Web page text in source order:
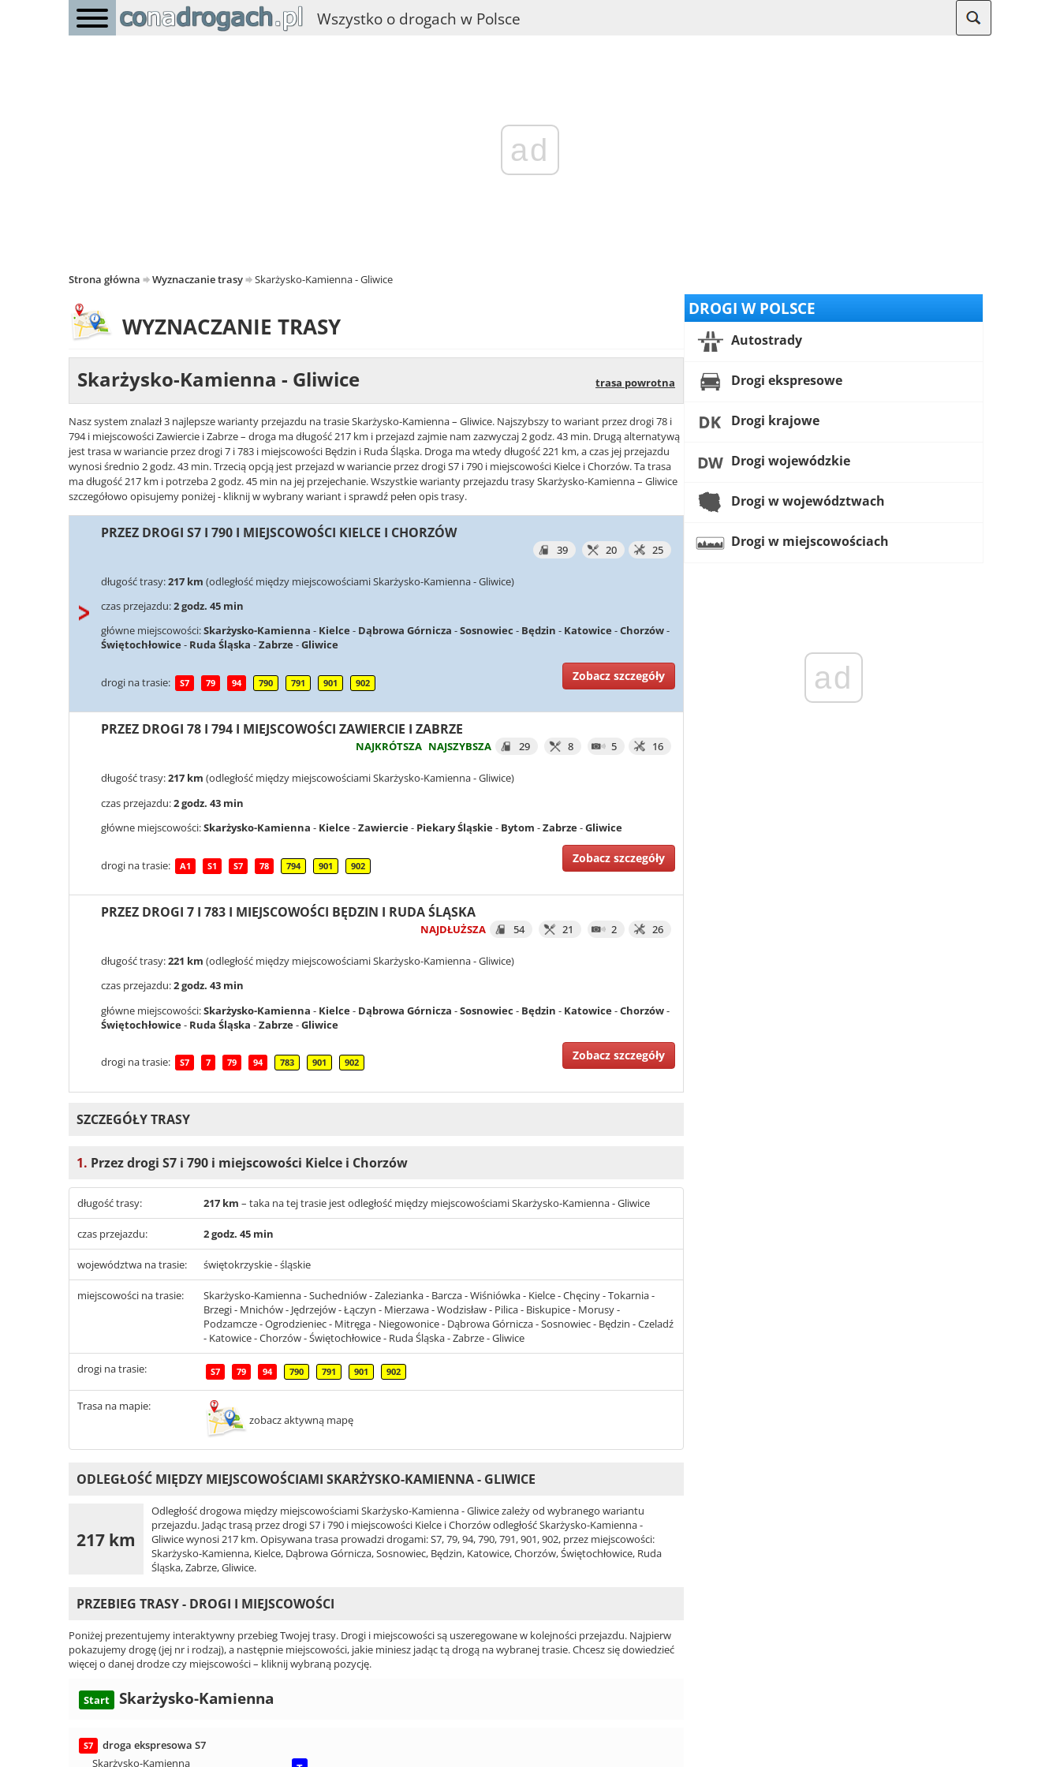
Wszystko o drogach w Polsce
ad
Strona główna Wyznaczanie trasy Skarżysko-Kamienna - Gliwice
WYZNACZANIE TRASY
Skarżysko-Kamienna - Gliwice trasa powrotna
Nasz system znalazł 3 najlepsze warianty przejazdu na trasie Skarżysko-Kamienna – Gliwice. Najszybszy to wariant przez drogi 78 i
794 i miejscowości Zawiercie i Zabrze – droga ma długość 217 km i przejazd zajmie nam zazwyczaj 2 godz. 43 min. Drugą alternatywą
jest trasa w wariancie przez drogi 7 i 783 i miejscowości Będzin i Ruda Śląska. Droga ma wtedy długość 221 km, a czas jej przejazdu
wynosi średnio 2 godz. 43 min. Trzecią opcją jest przejazd w wariancie przez drogi S7 i 790 i miejscowości Kielce i Chorzów. Ta trasa
ma długość 217 km i potrzeba 2 godz. 45 min na jej przejechanie. Wszystkie warianty przejazdu trasy Skarżysko-Kamienna – Gliwice
szczegółowo opisujemy poniżej - kliknij w wybrany wariant i sprawdź pełen opis trasy.
PRZEZ DROGI S7 I 790 I MIEJSCOWOŚCI KIELCE I CHORZÓW
39 20 25
długość trasy:217 km (odległość między miejscowościami Skarżysko-Kamienna - Gliwice)
czas przejazdu:2 godz. 45 min
główne miejscowości:Skarżysko-Kamienna - Kielce - Dąbrowa Górnicza -Sosnowiec - Będzin - Katowice -Chorzów-
Świętochłowice - Ruda Śląska -Zabrze -Gliwice
drogi na trasie: S7 79 94 790 791 901 902
Zobacz szczegóły
PRZEZ DROGI 78 I 794 I MIEJSCOWOŚCI ZAWIERCIE I ZABRZE
NAJKRÓTSZA NAJSZYBSZA 29 8 5 16
długość trasy:217 km (odległość między miejscowościami Skarżysko-Kamienna - Gliwice)
czas przejazdu:2 godz. 43 min
główne miejscowości:Skarżysko-Kamienna - Kielce-Zawiercie- Piekary Śląskie- Bytom -Zabrze-Gliwice
drogi na trasie: A1 S1 S7 78 794 901 902
Zobacz szczegóły
PRZEZ DROGI 7 I 783 I MIEJSCOWOŚCI BĘDZIN I RUDA ŚLĄSKA
NAJDŁUŻSZA 54 21 2 26
długość trasy:221 km (odległość między miejscowościami Skarżysko-Kamienna - Gliwice)
czas przejazdu:2 godz. 43 min
główne miejscowości:Skarżysko-Kamienna - Kielce- Dąbrowa Górnicza -Sosnowiec - Będzin - Katowice-Chorzów-
Świętochłowice- Ruda Śląska -Zabrze-Gliwice
drogi na trasie: S7 7 79 94 783 901 902
Zobacz szczegóły
SZCZEGÓŁY TRASY
1. Przez drogi S7 i 790 i miejscowości Kielce i Chorzów
długość trasy: 217 km – taka na tej trasie jest odległość między miejscowościami Skarżysko-Kamienna - Gliwice
czas przejazdu: 2 godz. 45 min
województwa na trasie: świętokrzyskie - śląskie
miejscowości na trasie:
Skarżysko-Kamienna - Suchedniów - Zalezianka - Barcza - Wiśniówka - Kielce - Chęciny - Tokarnia -
Brzegi - Mnichów - Jędrzejów - Łączyn - Mierzawa - Wodzisław - Pilica - Biskupice - Morusy -
Podzamcze - Ogrodzieniec - Mitręga - Niegowonice - Dąbrowa Górnicza - Sosnowiec - Będzin - Czeladź
- Katowice - Chorzów - Świętochłowice - Ruda Śląska - Zabrze - Gliwice
drogi na trasie: S7 79 94 790 791 901 902
Trasa na mapie:
zobacz aktywną mapę
ODLEGŁOŚĆ MIĘDZY MIEJSCOWOŚCIAMI SKARŻYSKO-KAMIENNA - GLIWICE
217 km
Odległość drogowa między miejscowościami Skarżysko-Kamienna - Gliwice zależy od wybranego wariantu
przejazdu. Jadąc trasą przez drogi S7 i 790 i miejscowości Kielce i Chorzów odległość Skarżysko-Kamienna -
Gliwice wynosi 217 km. Opisywana trasa prowadzi drogami: S7, 79, 94, 790, 791, 901, 902, przez miejscowości:
Skarżysko-Kamienna, Kielce, Dąbrowa Górnicza, Sosnowiec, Będzin, Katowice, Chorzów, Świętochłowice, Ruda
Śląska, Zabrze, Gliwice.
PRZEBIEG TRASY - DROGI I MIEJSCOWOŚCI
Poniżej prezentujemy interaktywny przebieg Twojej trasy. Drogi i miejscowości są uszeregowane w kolejności przejazdu. Najpierw
pokazujemy drogę (jej nr i rodzaj), a następnie miejscowości, jakie miniesz jadąc tą drogą na wybranej trasie. Chcesz się dowiedzieć
więcej o danej drodze czy miejscowości – kliknij wybraną pozycję.
Start Skarżysko-Kamienna
S7
droga ekspresowa S7
Skarżysko-Kamienna
DROGI W POLSCE
Autostrady
Drogi ekspresowe
Drogi krajowe
Drogi wojewódzkie
Drogi w województwach
Drogi w miejscowościach
ad